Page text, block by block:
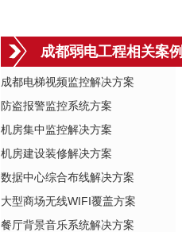
成都弱电工程相关案例
成都电梯视频监控解决方案
防盗报警监控系统方案
机房集中监控解决方案
机房建设装修解决方案
数据中心综合布线解决方案
大型商场无线WIFI覆盖方案
餐厅背景音乐系统解决方案